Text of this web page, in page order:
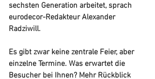
sechsten Generation arbeitet, sprach
eurodecor-Redakteur Alexander
Radziwill.
Es gibt zwar keine zentrale Feier, aber
einzelne Termine. Was erwartet die
Besucher bei Ihnen? Mehr Rückblick